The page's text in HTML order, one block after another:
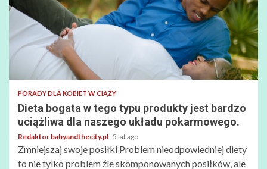
PORADY DLA KOBIET W CIĄŻY
Dieta bogata w tego typu produkty jest bardzo
uciążliwa dla naszego układu pokarmowego.
Redaktor babyandthecity.pl 5 lat ago
Zmniejszaj swoje posiłki Problem nieodpowiedniej diety
to nie tylko problem źle skomponowanych posiłków, ale